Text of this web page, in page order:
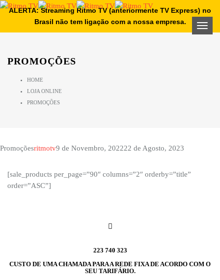
ALERTA: Streaming Ritmo TV (anteriormente TV Express) no
Brasil não tem ligação com a nossa empresa.
PROMOÇÕES
HOME
LOJA ONLINE
PROMOÇÕES
Promoçõesritmotv9 de Novembro, 202222 de Agosto, 2023
[sale_products per_page=”90″ columns=”2″ orderby=”title”
order=”ASC”]
223 740 323
CUSTO DE UMA CHAMADA PARA A REDE FIXA DE ACORDO COM O
SEU TARIFÁRIO.